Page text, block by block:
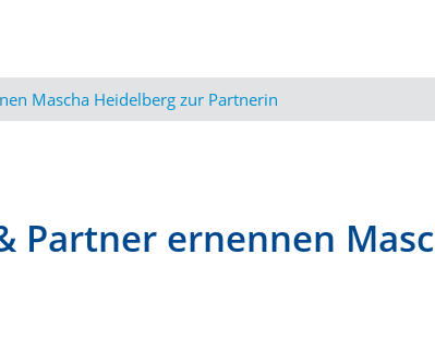
Mascha Heidelberg zur Partnerin
Partner ernennen